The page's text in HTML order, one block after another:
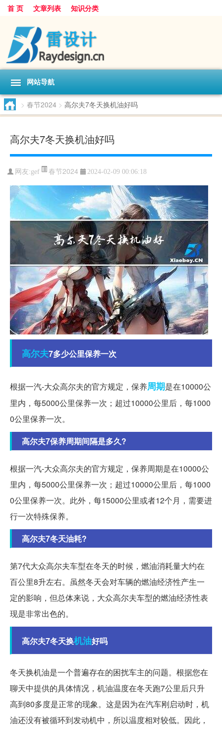
首 页 文章列表 知识分类
网站导航
> 春节2024 > 高尔夫7冬天换机油好吗
高尔夫7冬天换机油好吗
网友:gef 春节2024 2024-02-09 00:06:18
高尔夫7多少公里保养一次
根据一汽-大众高尔夫的官方规定，保养周期是在10000公
里内，每5000公里保养一次；超过10000公里后，每1000
0公里保养一次。
高尔夫7保养周期间隔是多久?
根据一汽-大众高尔夫的官方规定，保养周期是在10000公
里内，每5000公里保养一次；超过10000公里后，每1000
0公里保养一次。此外，每15000公里或者12个月，需要进
行一次特殊保养。
高尔夫7冬天油耗?
第7代大众高尔夫车型在冬天的时候，燃油消耗量大约在
百公里8升左右。虽然冬天会对车辆的燃油经济性产生一
定的影响，但总体来说，大众高尔夫车型的燃油经济性表
现是非常出色的。
高尔夫7冬天换机油好吗
冬天换机油是一个普遍存在的困扰车主的问题。根据您在
聊天中提供的具体情况，机油温度在冬天跑7公里后只升
高到80多度是正常的现象。这是因为在汽车刚启动时，机
油还没有被循环到发动机中，所以温度相对较低。因此，